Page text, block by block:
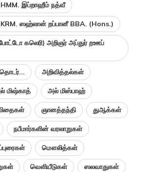
இப்றாஹீம் நத்வீ
ஸஹ்லான் றப்பானீ BBA. (Hons.)
கலெரி) அறிஞர் அப்துர் றஊப்
அறிவித்தல்கள்
மிஷ்காத் அல் மிஸ்பாஹ்
ஞானத்தந்தி துஆக்கள்
நபீமார்களின் வரலாறுகள்
மௌலித்கள்
வெளியீடுகள் ஸலவாதுகள்